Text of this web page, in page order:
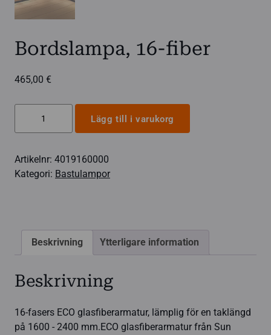
Bordslampa, 16-fiber
465,00 €
mängd
Lägg till i varukorg
Artikelnr: 4019160000
Kategori: Bastulampor
Beskrivning Ytterligare information
Beskrivning
16-fasers ECO glasfiberarmatur, lämplig för en taklängd
på 1600 - 2400 mm.ECO glasfiberarmatur från Sun